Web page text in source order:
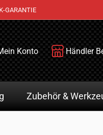
GARANTIE
Konto Händler
Zubehör &